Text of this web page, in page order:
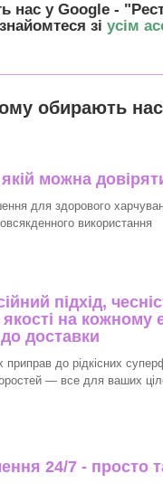
нас у Google -
зі усім
обирають
якій можна
для здорового
використання
підхід,
на кожному
до доставки
приправ до рідкісних
— все для ваших
24/7 - просто